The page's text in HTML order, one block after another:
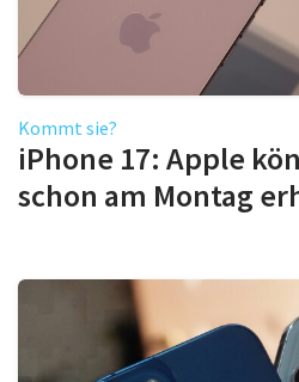
Kommt sie?
iPhone 17: Apple
schon am Montag